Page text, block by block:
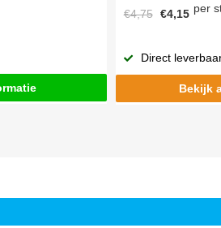
€4,75 €4,15 per
Direct
Bekijk